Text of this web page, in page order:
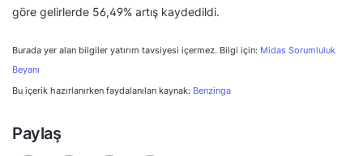
göre gelirlerde 56,49% artış kaydedildi.
Burada yer alan bilgiler yatırım tavsiyesi içermez. Bilgi için: Midas Sorumluluk
Beyanı
Bu içerik hazırlanırken faydalanılan kaynak: Benzinga
Paylaş